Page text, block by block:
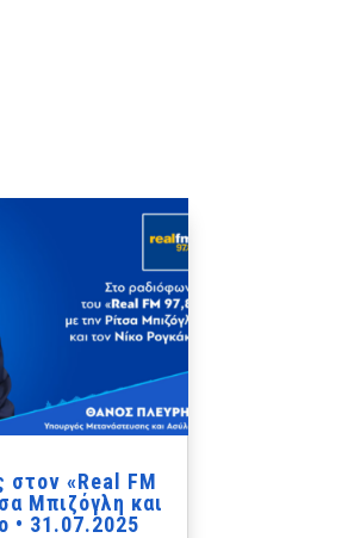
«Real FM
Μπιζόγλη και
• 31.07.2025